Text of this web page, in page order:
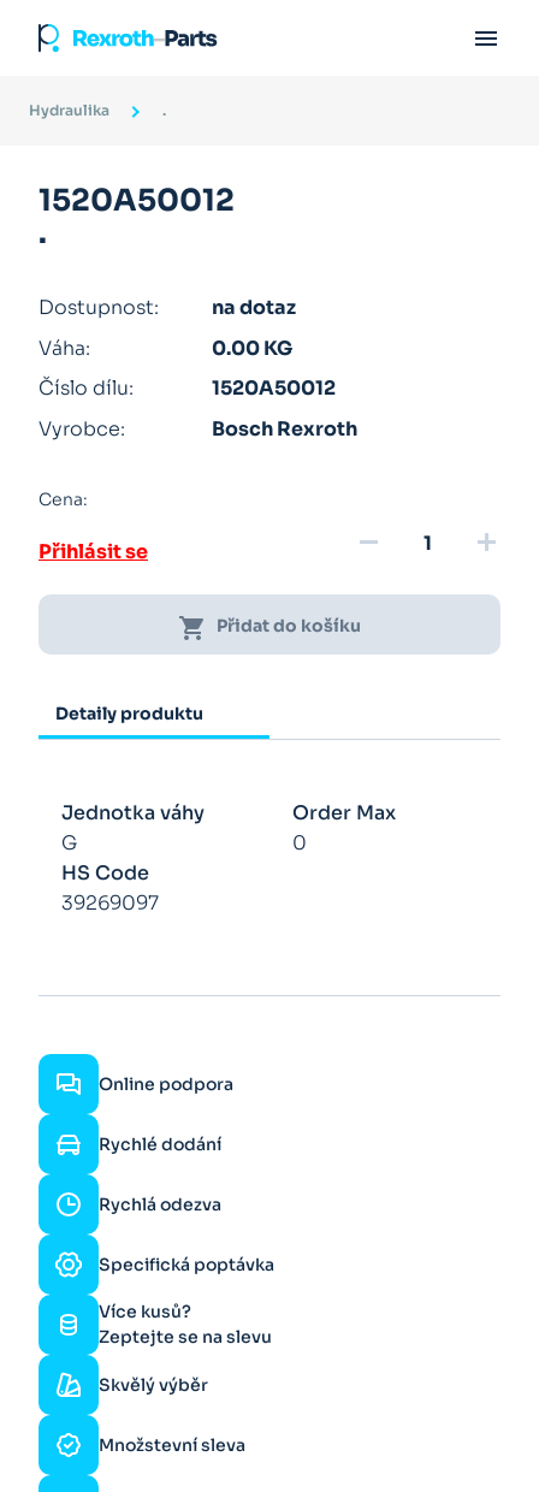

Hydraulika .
1520A50012
.
Dostupnost:
na dotaz
Váha:
0.00 KG
Číslo dílu:
1520A50012
Vyrobce:
Bosch Rexroth
Cena:
Přihlásit se remove add
shopping_cart Přidat do košíku
Detaily produktu
Jednotka váhy
G
Order Max
0
HS Code
39269097
Online podpora
Rychlé dodání
Rychlá odezva
Specifická poptávka
Více kusů?
Zeptejte se na slevu
Skvělý výběr
Množstevní sleva